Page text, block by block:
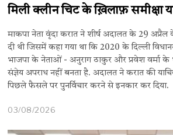
मिली क्लीन चिट के ख़िलाफ़ समीक्षा
माकपा नेता वृंदा करात ने शीर्ष अदालत के 29
दी थी जिसमें कहा गया था कि 2020 के दिल्ली
भाजपा के नेताओं - अनुराग ठाकुर और प्रवेश वर्मा
संज्ञेय अपराध नहीं बनता है. अदालत ने करात की
पिछले फैसले पर पुनर्विचार करने से इनकार कर दिया.
03/08/2026